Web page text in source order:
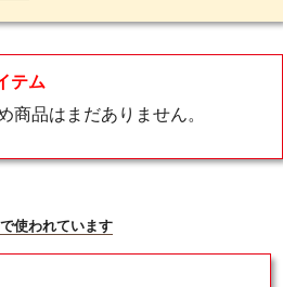
テム
商品はまだありません。
使われています